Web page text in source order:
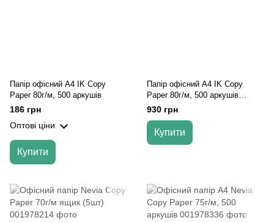
Папір офісний А4 IK Copy
Paper 80г/м, 500 аркушів
186 грн
Оптові ціни
Купити
Папір офісний А4 IK Copy
Paper 80г/м, 500 аркушів
(ящик, 5шт)
930 грн
Купити